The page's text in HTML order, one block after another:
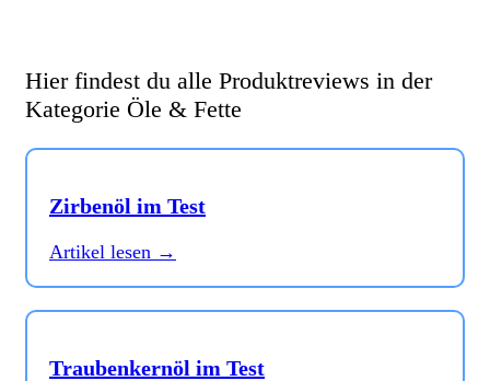
Hier findest du alle Produktreviews in der
Kategorie Öle & Fette
Zirbenöl im Test
Artikel lesen →
Traubenkernöl im Test